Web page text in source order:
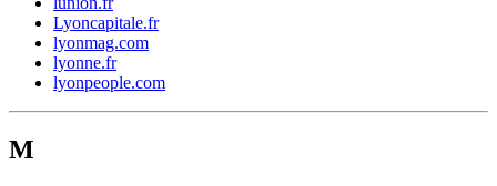
Lyoncapitale.fr
lyonmag.com
lyonne.fr
lyonpeople.com
M